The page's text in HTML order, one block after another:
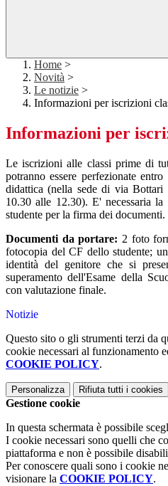
Home >
Novità >
Le notizie >
Informazioni per iscrizioni
Informazioni per
Le iscrizioni alle classi prime di
potranno essere perfezionate
didattica (nella sede di via
10.30 alle 12.30). E' necessaria
studente per la firma dei documenti.
Documenti da portare: 2 foto
fotocopia del CF dello studente;
identità del genitore che si
superamento dell'Esame della
con valutazione finale.
Notizie
Questo sito o gli strumenti terzi da
cookie necessari al funzionamento
COOKIE POLICY.
Personalizza Rifiuta tutti i cookies
Gestione cookie
In questa schermata è possibile
I cookie necessari sono quelli che
piattaforma e non è possibile
Per conoscere quali sono i cookie
visionare la COOKIE POLICY.